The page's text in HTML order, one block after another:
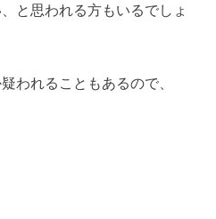
と思われる方もいるでしょ
われることもあるので、